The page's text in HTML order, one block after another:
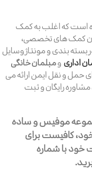
است که اغلب به کمک
کمک های تخصصی،
بندی و مونتاژ وسایل
اداری ومبلمان خانگی
حمل و نقل ایمن ارائه می
رایگان و ثبت
موفیس و ساده
کافیست برای
خود با شماره